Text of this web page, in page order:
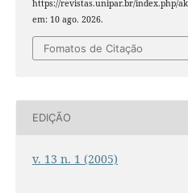
https://revistas.unipar.br/index.php/
em: 10 ago. 2026.
Fomatos de Citação
EDIÇÃO
v. 13 n. 1 (2005)